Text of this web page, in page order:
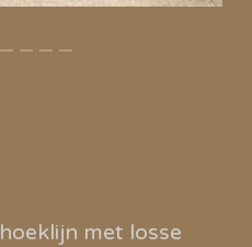
met losse